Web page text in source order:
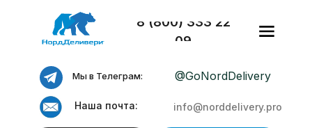
8 (800) 333 22
09
info@norddelivery.pro
Мы в Телеграм: @GoNordDelivery
Наша почта: